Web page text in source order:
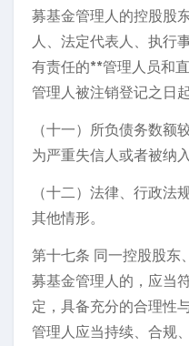
募基金管理人的控股股
人、法定代表人、执行
有责任的**管理人员和
管理人被注销登记之日
（十一）所负债务数额
为严重失信人或者被纳
（十二）法律、行政法
其他情形。
第十七条 同一控股股东
募基金管理人的，应当
定，具备充分的合理性
管理人应当持续、合规